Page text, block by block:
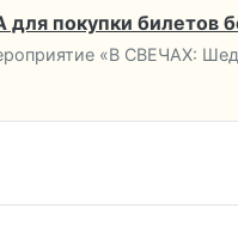
покупки билетов
«В СВЕЧАХ: